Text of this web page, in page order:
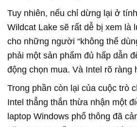
Tuy nhiên, nếu chỉ dừng lại ở
Wildcat Lake sẽ rất dễ bị xem là
cho những người “không thể
phải một sản phẩm đủ hấp dẫn
động chọn mua. Và Intel rõ ràng
Trong phần còn lại của cuộc trò
Intel thẳng thắn thừa nhận một
laptop Windows phổ thông đã